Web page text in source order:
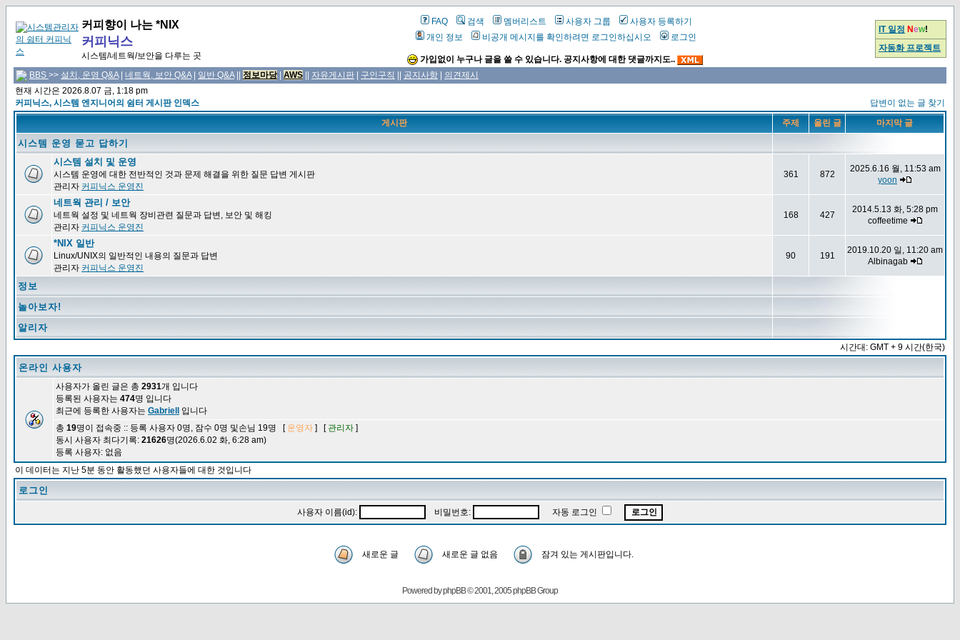
커피향이 나는 *NIX
커피닉스
시스템/네트웍/보안을 다루는 곳
FAQ 검색 멤버리스트 사용자 그룹
사용자 등록하기
개인 정보
비공개 메시지를 확인하려면 로그인하십시오 로그인
가입없이 누구나 글을 쓸 수 있습니다. 공지사항에 대한 댓글까지도..
IT 일정 New!
자동화 프로젝트
BBS >> 설치, 운영 Q&A| 네트웍, 보안 Q&A| 일반 Q&A|| 정보마당| AWS 자유게시판 구인구직 공지사항
의견제시
현재 시간은 2026.8.07 금, 1:18 pm
커피닉스, 시스템 엔지니어의 쉼터 게시판 인덱스
답변이 없는 글 찾기
게시판
주제 올린 글 마지막 글
시스템 운영 묻고 답하기
시스템 설치 및 운영
시스템 운영에 대한 전반적인 것과 문제 해결을 위한 질문 답변 게시판
관리자 커피닉스 운영진
361 872
2025.6.16 월, 11:53 am
yoon
네트웍 관리 / 보안
네트웍 설정 및 네트웍 장비관련 질문과 답변, 보안 및 해킹
관리자 커피닉스 운영진
168 427
2014.5.13 화, 5:28 pm
coffeetime
*NIX 일반
Linux/UNIX의 일반적인 내용의 질문과 답변
관리자 커피닉스 운영진
90 191
2019.10.20 일, 11:20 am
Albinagab
정보
놀아보자!
알리자
시간대: GMT + 9 시간(한국)
온라인 사용자
사용자가 올린 글은 총 2931개 입니다
등록된 사용자는 474명 입니다
최근에 등록한 사용자는 Gabriell
입니다
총 19명이 접속중 :: 등록 사용자 0명, 잠수 0명 및손님 19명 [ 운영자 ] [ 관리자 ]
동시 사용자 최다기록: 21626명(2026.6.02 화, 6:28 am)
등록 사용자: 없음
이 데이터는 지난 5분 동안 활동했던 사용자들에 대한 것입니다
로그인
사용자 이름(id): 비밀번호: 자동 로그인
새로운 글 새로운 글 없음 잠겨 있는 게시판입니다.
Powered byphpBB© 2001, 2005 phpBB Group